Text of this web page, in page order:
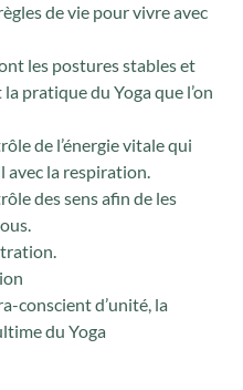
de vie pour vivre avec
les postures stables et
pratique du Yoga que l’on
de l’énergie vitale qui
avec la respiration.
des sens afin de les
conscient d’unité, la
du Yoga